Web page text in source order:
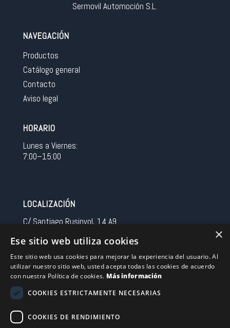
Sermovil Automoción S.L.
NAVEGACIÓN
Productos
Catálogo general
Contacto
Aviso legal
HORARIO
Lunes a Viernes:
7:00–15:00
LOCALIZACIÓN
C/ Santiago Rusinyol, 14 A9
Spain
CONTACTO
Tel 0034 93 713 37 30
sermovil@sertronic.es
×
Ese sitio web utiliza cookies
Este sitio web usa cookies para mejorar la experiencia del usuario. Al
utilizar nuestro sitio web, usted acepta todas las cookies de acuerdo
con nuestra Política de cookies. Más información
COOKIES ESTRICTAMENTE NECESARIAS
COOKIES DE RENDIMIENTO